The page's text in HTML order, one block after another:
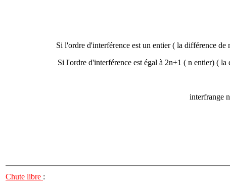
Si l'ordre d'interférence est un entier ( la différence
Si l'ordre d'interférence est égal à 2n+1 ( n entier) (
interfrange
Chute libre :